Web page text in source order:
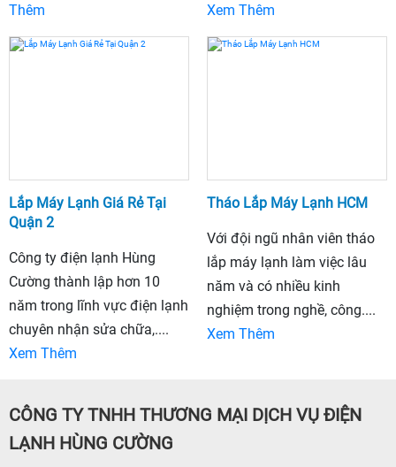
Thêm
Xem Thêm
Lắp Máy Lạnh Giá Rẻ Tại
Quận 2
Công ty điện lạnh Hùng
Cường thành lập hơn 10
năm trong lĩnh vực điện lạnh
chuyên nhận sửa chữa,....
Xem Thêm
Tháo Lắp Máy Lạnh HCM
Với đội ngũ nhân viên tháo
lắp máy lạnh làm việc lâu
năm và có nhiều kinh
nghiệm trong nghề, công....
Xem Thêm
CÔNG TY TNHH THƯƠNG MẠI DỊCH VỤ ĐIỆN
LẠNH HÙNG CƯỜNG